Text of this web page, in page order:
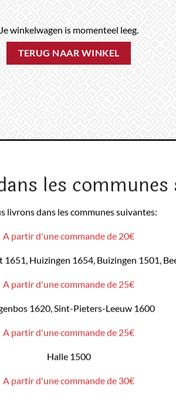
Je winkelwagen is momenteel leeg.
TERUG NAAR WINKEL
les communes
livrons dans les communes suivantes:
A partir d'une commande de 20€
1651, Huizingen 1654, Buizingen 1501,
A partir d'une commande de 25€
1620, Sint-Pieters-Leeuw 1600
A partir d'une commande de 25€
Halle 1500
A partir d'une commande de 30€